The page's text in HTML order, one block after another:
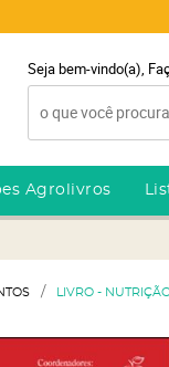
Seja bem-vindo(a),
Agrolivros
LIVRO -